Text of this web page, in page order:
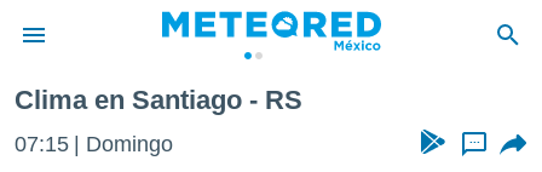
de
Clima en Santiago - RS
07:15 Domingo ...